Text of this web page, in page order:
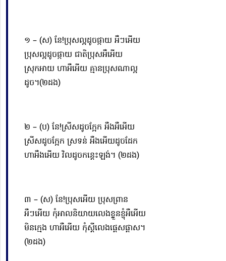
១ – (ស) នែ!ប្រុសល្អដូចផ្កាយ អឺៗអើយ
ប្រុសល្អដូចផ្កាយ ជាតិប្រុសអឺអើយ
ស្រុកអាយ ហាអឺអើយ គ្មានប្រុសណាល្អ
ដូច។(២ដង)
២ – (ប)​ នែ!ស្រីសដូចក្អែក អឺងអឺអើយ
ស្រីសដូចក្អែក ស្រទន់ អឺងអើយដូចដែក
ហាអឺងអើយ វិលដូចកន្តេះឡង់។ (២ដង)
៣ – (ស) នែ!ប្រុសអើយ ប្រុសព្រាន
អឺៗអើយ កុំអាលនិយាយលេងខ្លួនខ្ញុំអឺអើយ
មិនក្មេង ហាអឺអើយ កុំស្ដីលេងផ្ដេសផ្ដាស។
(២ដង)